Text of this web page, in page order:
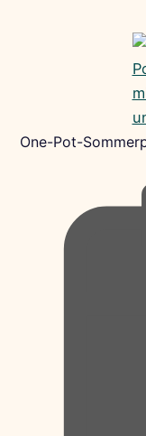
One-Pot-